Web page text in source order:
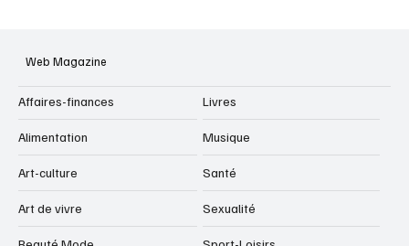
Web Magazine
Affaires-finances
Alimentation
Art-culture
Art de vivre
Livres
Musique
Santé
Sexualité